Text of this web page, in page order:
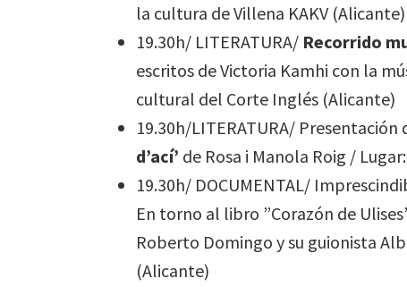
la cultura de Villena KAKV (Alicante)
19.30h/ LITERATURA/ Recorrido
escritos de Victoria Kamhi con la
cultural del Corte Inglés (Alicante)
19.30h/LITERATURA/ Presentación
d’ací’ de Rosa i Manola Roig /
19.30h/ DOCUMENTAL/
En torno al libro ”Corazón de
Roberto Domingo y su guionista
(Alicante)